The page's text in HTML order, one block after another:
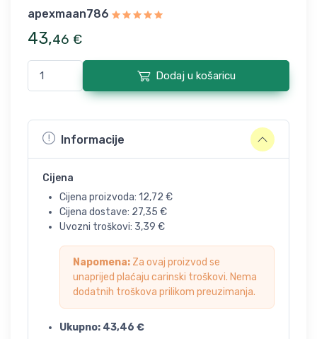
apexmaan786
43,46 €
Dodaj u košaricu
Informacije
Cijena
Cijena proizvoda: 12,72 €
Cijena dostave: 27,35 €
Uvozni troškovi: 3,39 €
Napomena: Za ovaj proizvod se
unaprijed plaćaju carinski troškovi. Nema
dodatnih troškova prilikom preuzimanja.
Ukupno: 43,46 €